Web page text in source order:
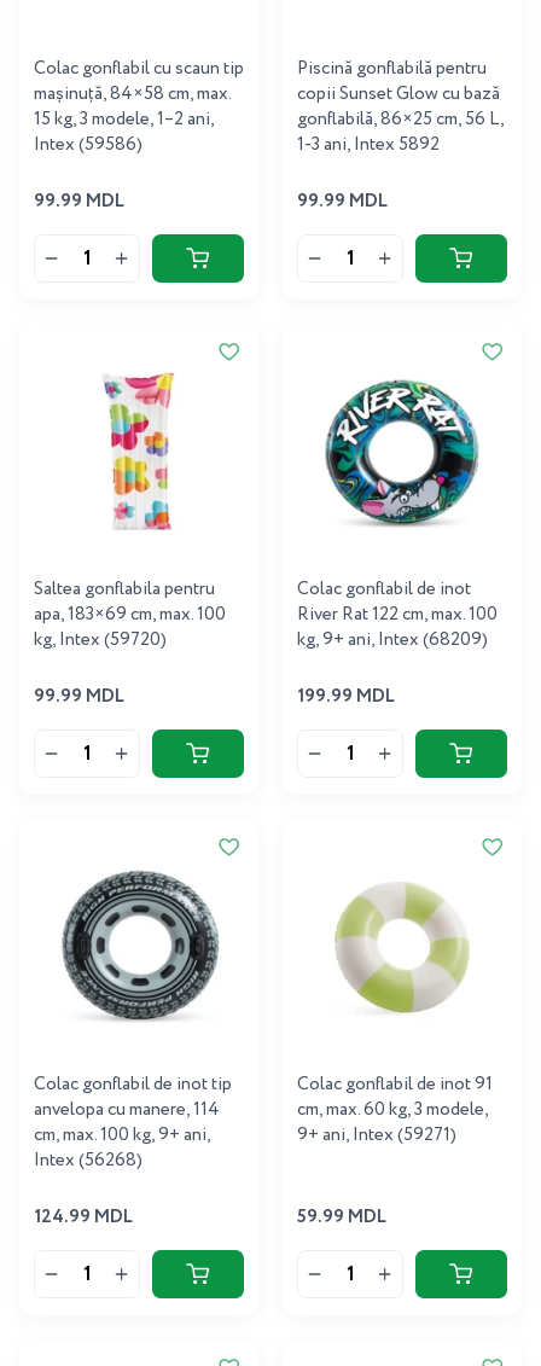
Colac gonflabil cu scaun tip
mașinuță, 84×58 cm, max.
15 kg, 3 modele, 1–2 ani,
Intex (59586)
99.99 MDL
Piscină gonflabilă pentru
copii Sunset Glow cu bază
gonflabilă, 86×25 cm, 56 L,
1-3 ani, Intex 5892
99.99 MDL
Saltea gonflabila pentru
apa, 183×69 cm, max. 100
kg, Intex (59720)
99.99 MDL
Colac gonflabil de inot
River Rat 122 cm, max. 100
kg, 9+ ani, Intex (68209)
199.99 MDL
Colac gonflabil de inot tip
anvelopa cu manere, 114
cm, max. 100 kg, 9+ ani,
Intex (56268)
124.99 MDL
Colac gonflabil de inot 91
cm, max. 60 kg, 3 modele,
9+ ani, Intex (59271)
59.99 MDL